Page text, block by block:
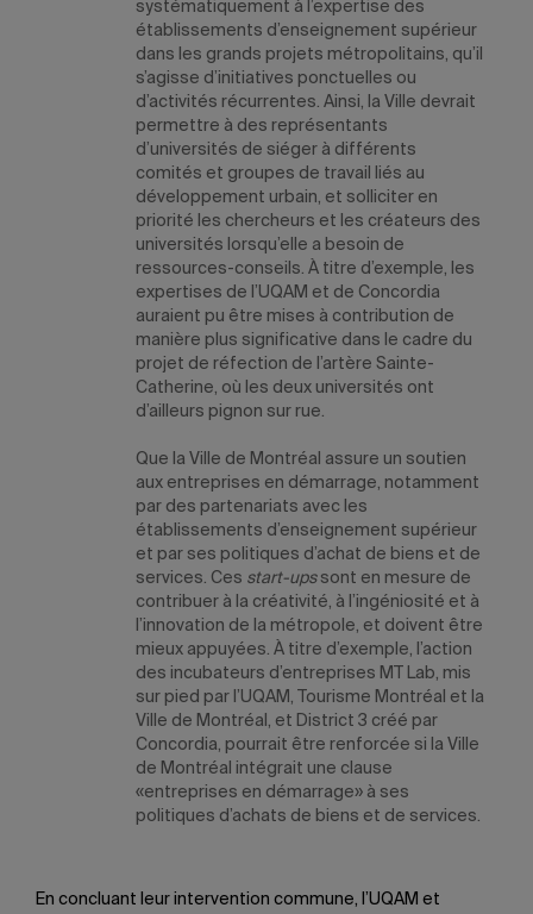
systématiquement à l’expertise des
établissements d’enseignement supérieur
dans les grands projets métropolitains, qu’il
s’agisse d’initiatives ponctuelles ou
d’activités récurrentes. Ainsi, la Ville devrait
permettre à des représentants
d’universités de siéger à différents
comités et groupes de travail liés au
développement urbain, et solliciter en
priorité les chercheurs et les créateurs des
universités lorsqu’elle a besoin de
ressources-conseils. À titre d’exemple, les
expertises de l’UQAM et de Concordia
auraient pu être mises à contribution de
manière plus significative dans le cadre du
projet de réfection de l’artère Sainte-
Catherine, où les deux universités ont
d’ailleurs pignon sur rue.
Que la Ville de Montréal assure un soutien
aux entreprises en démarrage, notamment
par des partenariats avec les
établissements d’enseignement supérieur
et par ses politiques d’achat de biens et de
services. Ces start-upssont en mesure de
contribuer à la créativité, à l’ingéniosité et à
l’innovation de la métropole, et doivent être
mieux appuyées. À titre d’exemple, l’action
des incubateurs d’entreprises MT Lab, mis
sur pied par l’UQAM, Tourisme Montréal et la
Ville de Montréal, et District 3 créé par
Concordia, pourrait être renforcée si la Ville
de Montréal intégrait une clause
«entreprises en démarrage» à ses
politiques d’achats de biens et de services.
En concluant leur intervention commune, l’UQAM et